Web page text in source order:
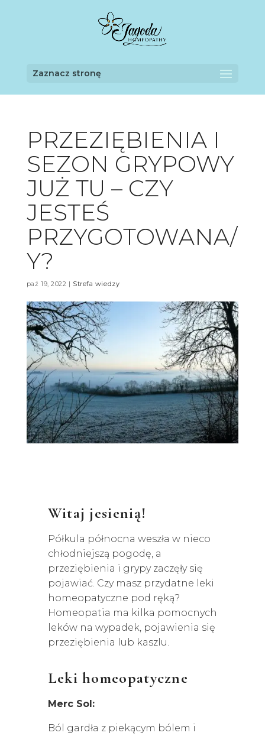
Zaznacz stronę
PRZEZIĘBIENIA I
SEZON GRYPOWY
JUŻ TU – CZY
JESTEŚ
PRZYGOTOWANA/
Y?
paź 19, 2022 | Strefa wiedzy
Witaj jesienią!
Półkula północna weszła w nieco
chłodniejszą pogodę, a
przeziębienia i grypy zaczęły się
pojawiać. Czy masz przydatne leki
homeopatyczne pod ręką?
Homeopatia ma kilka pomocnych
leków na wypadek, pojawienia się
przeziębienia lub kaszlu.
Leki homeopatyczne
Merc Sol:
Ból gardła z piekącym bólem i